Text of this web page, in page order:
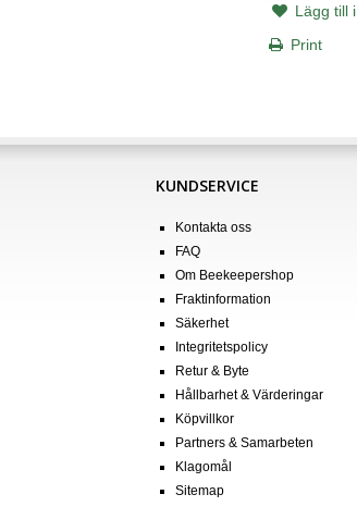
Lägg till
Print
KUNDSERVICE
Kontakta oss
FAQ
Om Beekeepershop
Fraktinformation
Säkerhet
Integritetspolicy
Retur & Byte
Hållbarhet & Värderingar
Köpvillkor
Partners & Samarbeten
Klagomål
Sitemap